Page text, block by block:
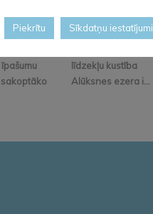
līdzekļu kustība
Alūksnes ezera i...
Piekrītu Sīkdatņu iestatījumi